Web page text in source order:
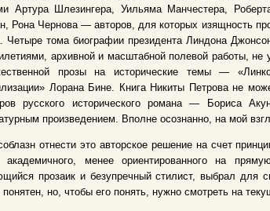
Артура Шлезингера, Уильяма Манчестера,
Рона Чернова — авторов, для которых изящность
Четыре тома биографии президента Линдона
архивной и масштабной полевой работы,
прозы на исторические темы —
Лорана Бине. Книга Никиты Петрова не
русского исторического романа — Бориса
произведением. Вполне осознанно, на мой
отнести это авторское решение на счет
академичного, менее ориентированного на
прозаик и безупречный стилист, выбрал для
но, чтобы его понять, нужно смотреть на